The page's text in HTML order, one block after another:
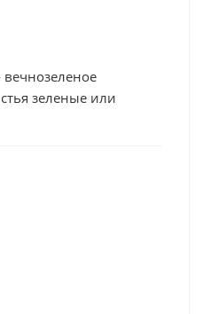
вечнозеленое
зеленые или
см), продолговатые,
незаметны, а у
небольшой
мероприятие.